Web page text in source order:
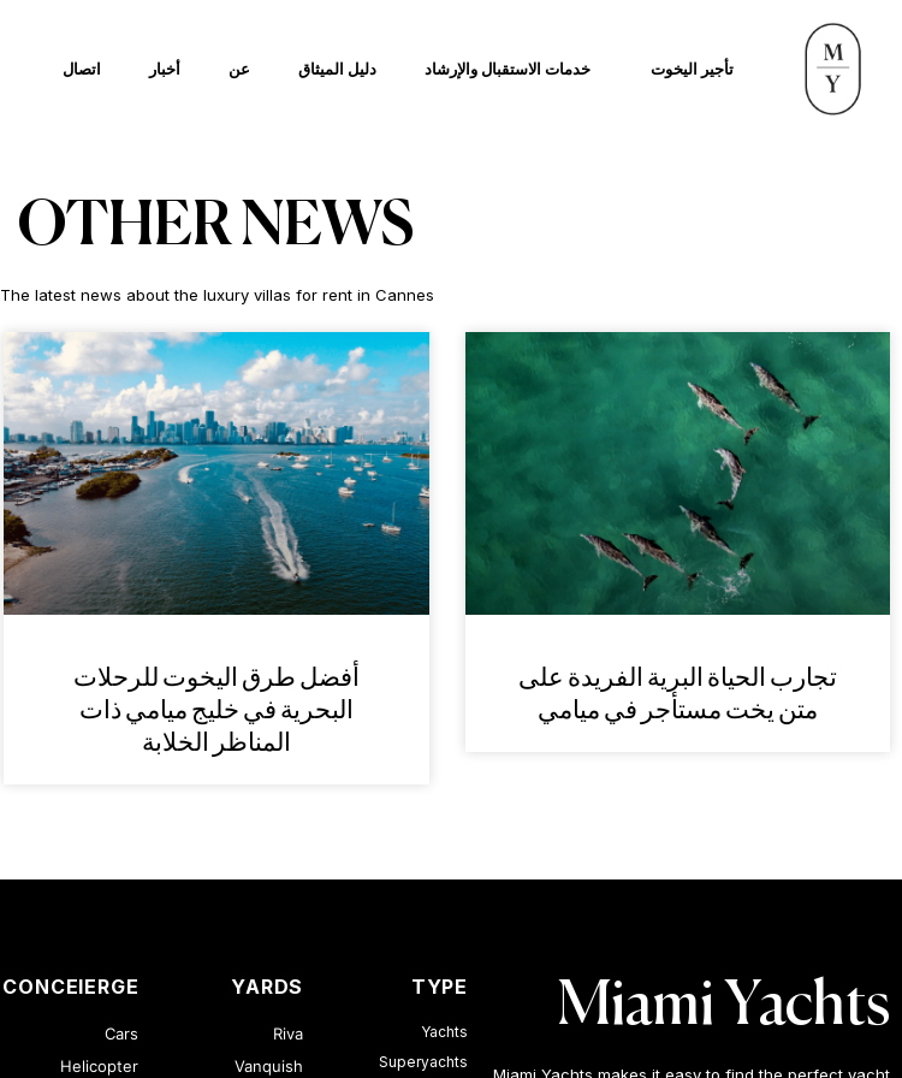
تأجير اليخوت خدمات الاستقبال والإرشاد دليل الميثاق عن أخبار اتصال
OTHER NEWS
The latest news about the luxury villas for rent in Cannes
تجارب الحياة البرية الفريدة على
متن يخت مستأجر في ميامي
أفضل طرق اليخوت للرحلات
البحرية في خليج ميامي ذات
المناظر الخلابة
Miami Yachts
Miami Yachts makes it easy to find the perfect yacht
TYPE
Yachts
Superyachts
YARDS
Riva
Vanquish
CONCEIERGE
Cars
Helicopter